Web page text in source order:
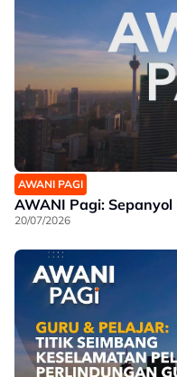
AWANI PAGI
AWANI Pagi:
20/07/2026